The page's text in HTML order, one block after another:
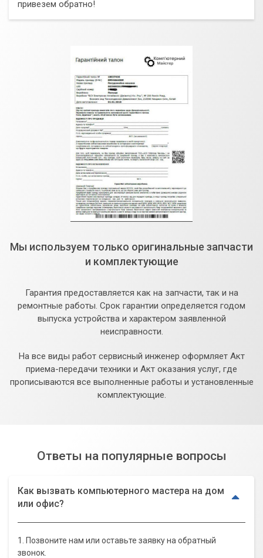
привезем обратно!
Мы используем только оригинальные запчасти
и комплектующие
Гарантия предоставляется как на запчасти, так и на
ремонтные работы. Срок гарантии определяется годом
выпуска устройства и характером заявленной
неисправности.
На все виды работ сервисный инженер оформляет Акт
приема-передачи техники и Акт оказания услуг, где
прописываются все выполненные работы и установленные
комплектующие.
Ответы на популярные вопросы
Как вызвать компьютерного мастера на дом
или офис?
1. Позвоните нам или оставьте заявку на обратный
звонок.